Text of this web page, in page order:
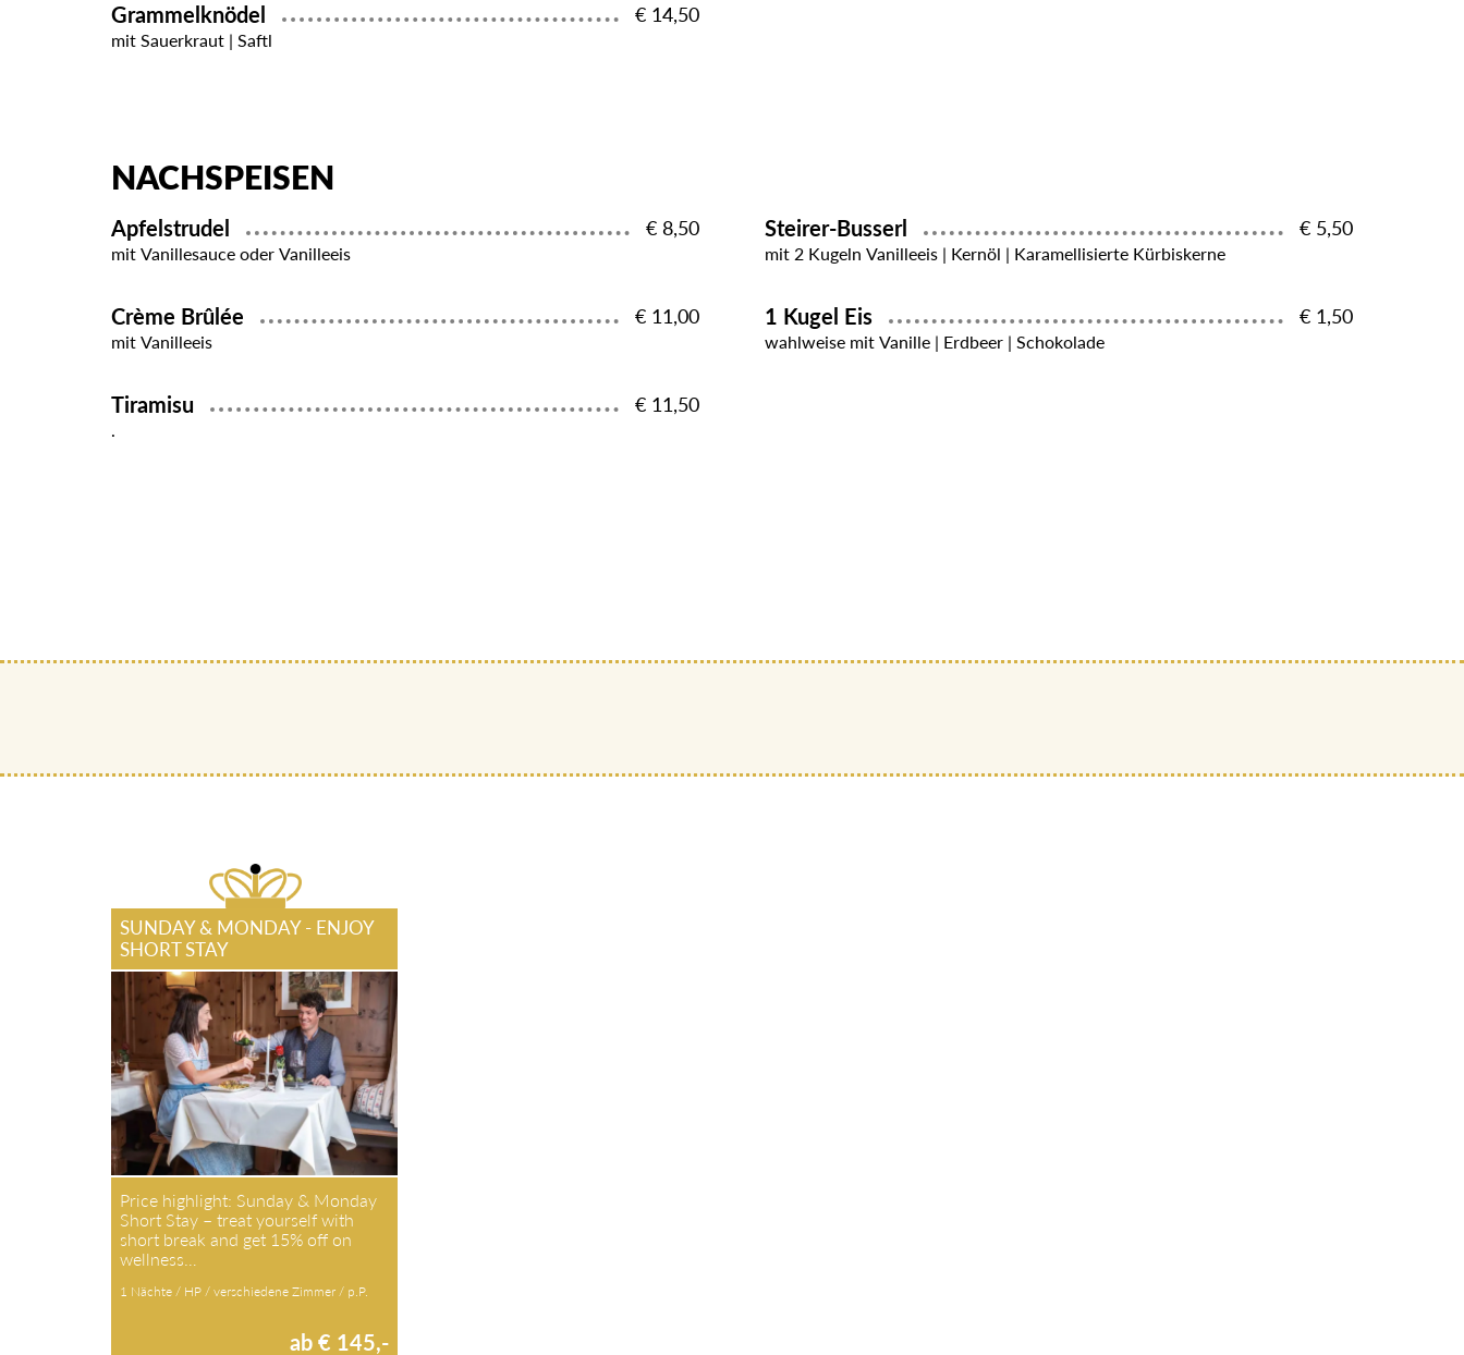
Grammelknödel € 14,50
mit Sauerkraut | Saftl
NACHSPEISEN
Apfelstrudel € 8,50
mit Vanillesauce oder Vanilleeis
Crème Brûlée € 11,00
mit Vanilleeis
Tiramisu € 11,50
.
Steirer-Busserl € 5,50
mit 2 Kugeln Vanilleeis | Kernöl | Karamellisierte Kürbiskerne
1 Kugel Eis € 1,50
wahlweise mit Vanille | Erdbeer | Schokolade
SUNDAY & MONDAY - ENJOY
SHORT STAY
Price highlight: Sunday & Monday
Short Stay – treat yourself with
short break and get 15% off on
wellness…
1 Nächte / HP / verschiedene Zimmer / p.P.
ab € 145,-